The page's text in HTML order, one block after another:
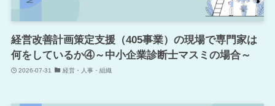
経営改善計画策定支援（405事業）の現場で専門家は
何をしているか④～中小企業診断士マスミの場合～
2026-07-31 経営・人事・組織